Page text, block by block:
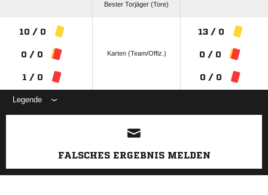
Bester Torjäger (Tore)
10 / 0
0 / 0
1 / 0
Karten (Team/Offiz.)
13 / 0
0 / 0
0 / 0
Legende
ANZEIGE
FALSCHES ERGEBNIS MELDEN